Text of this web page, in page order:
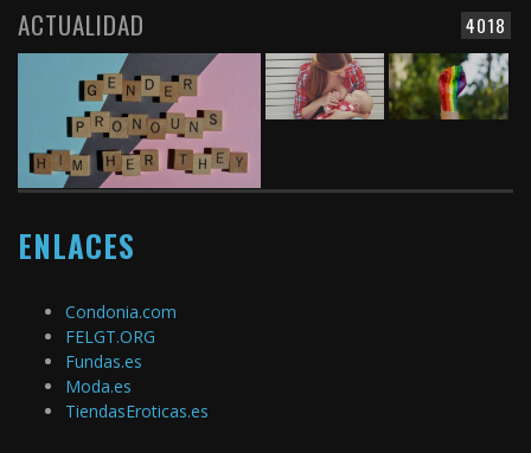
4018
ACTUALIDAD
ENLACES
Condonia.com
FELGT.ORG
Fundas.es
Moda.es
TiendasEroticas.es